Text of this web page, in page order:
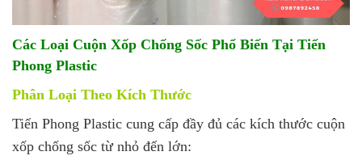
Các Loại Cuộn Xốp Chống Sốc Phổ Biến Tại Tiến
Phong Plastic
Phân Loại Theo Kích Thước
Tiến Phong Plastic cung cấp đầy đủ các kích thước cuộn
xốp chống sốc từ nhỏ đến lớn: